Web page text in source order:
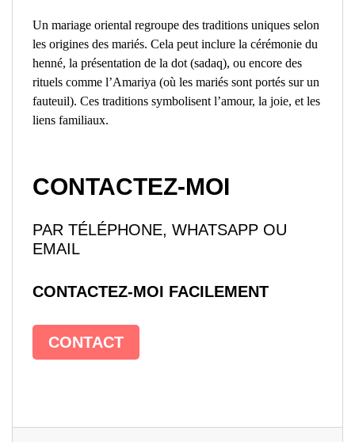
Un mariage oriental regroupe des traditions uniques selon
les origines des mariés. Cela peut inclure la cérémonie du
henné, la présentation de la dot (sadaq), ou encore des
rituels comme l’Amariya (où les mariés sont portés sur un
fauteuil). Ces traditions symbolisent l’amour, la joie, et les
liens familiaux.
CONTACTEZ-MOI
PAR TÉLÉPHONE, WHATSAPP OU
EMAIL
CONTACTEZ-MOI FACILEMENT
CONTACT